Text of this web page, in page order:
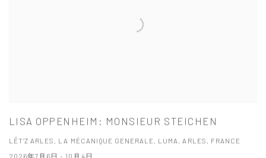
LISA OPPENHEIM: MONSIEUR STEICHEN
LËT’Z ARLES, LA MÉCANIQUE GENERALE, LUMA, ARLES, FRANCE
2026年7月6日 - 10月4日